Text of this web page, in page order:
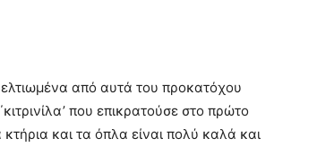
από αυτά του προκατόχου
που επικρατούσε στο πρώτο
και τα όπλα είναι πολύ καλά και